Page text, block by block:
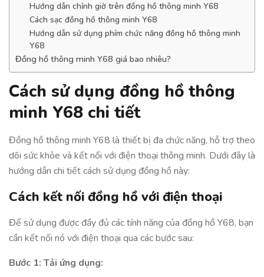
Hướng dẫn chỉnh giờ trên đồng hồ thông minh Y68
Cách sạc đồng hồ thông minh Y68
Hướng dẫn sử dụng phím chức năng đồng hồ thông minh
Y68
Đồng hồ thông minh Y68 giá bao nhiêu?
Cách sử dụng đồng hồ thông
minh Y68 chi tiết
Đồng hồ thông minh Y68 là thiết bị đa chức năng, hỗ trợ theo
dõi sức khỏe và kết nối với điện thoại thông minh. Dưới đây là
hướng dẫn chi tiết cách sử dụng đồng hồ này:
Cách kết nối đồng hồ với điện thoại
Để sử dụng được đầy đủ các tính năng của đồng hồ Y68, bạn
cần kết nối nó với điện thoại qua các bước sau:
Bước 1: Tải ứng dụng: